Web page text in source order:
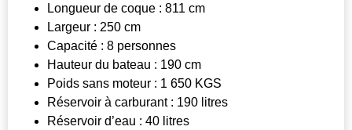
Longueur de coque : 811 cm
Largeur : 250 cm
Capacité : 8 personnes
Hauteur du bateau : 190 cm
Poids sans moteur : 1 650 KGS
Réservoir à carburant : 190 litres
Réservoir d’eau : 40 litres